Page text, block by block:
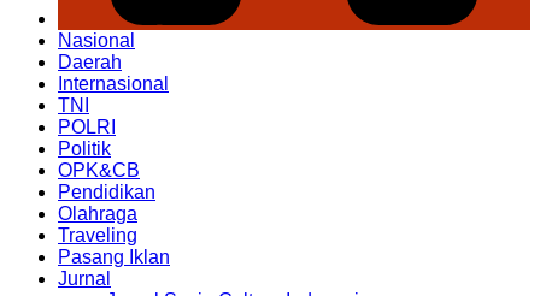
Nasional
Daerah
Internasional
TNI
POLRI
Politik
OPK&CB
Pendidikan
Olahraga
Traveling
Pasang Iklan
Jurnal